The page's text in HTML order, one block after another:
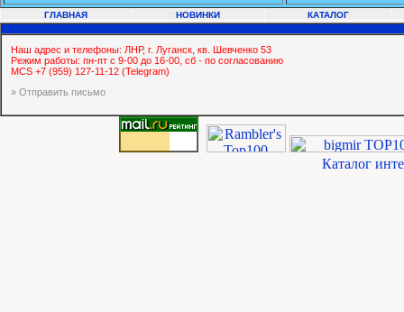
ГЛАВНАЯ НОВИНКИ КАТАЛОГ
Наш адрес и телефоны: ЛНР, г. Луганск, кв. Шевченко 53
Режим работы: пн-пт с 9-00 до 16-00, сб - по согласованию
MCS +7 (959) 127-11-12 (Telegram)
» Отправить письмо
Каталог